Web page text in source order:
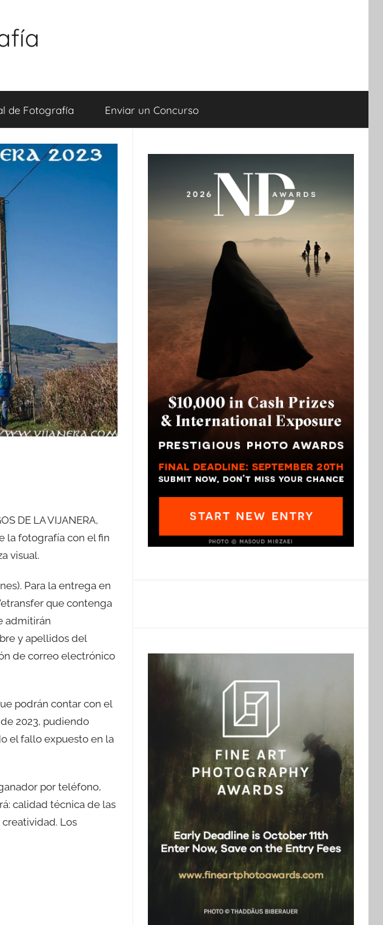
de Fotografía Enviar un Concurso
DE LA VIJANERA,
la fotografía con el fin
visual.
Para la entrega en
que contenga
admitirán
y apellidos del
de correo electrónico
podrán contar con el
2023, pudiendo
el fallo expuesto en la
por teléfono,
calidad técnica de las
Los